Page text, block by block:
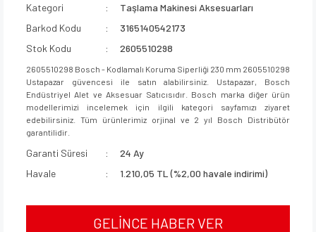
Kategori
Taşlama Makinesi Aksesuarları
Barkod Kodu
3165140542173
Stok Kodu
2605510298
2605510298 Bosch - Kodlamalı Koruma Siperliği 230 mm 2605510298
Ustapazar güvencesi ile satın alabilirsiniz. Ustapazar, Bosch
Endüstriyel Alet ve Aksesuar Satıcısıdır. Bosch marka diğer ürün
modellerimizi incelemek için ilgili kategori sayfamızı ziyaret
edebilirsiniz. Tüm ürünlerimiz orjinal ve 2 yıl Bosch Distribütör
garantilidir.
Garanti Süresi
24 Ay
Havale
1.210,05 TL (%2,00 havale indirimi)
GELİNCE HABER VER